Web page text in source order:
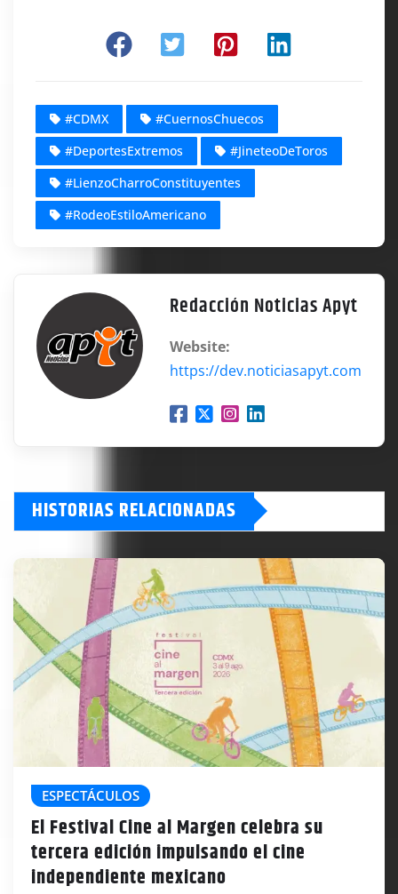
#CDMX
#CuernosChuecos
#DeportesExtremos
#JineteoDeToros
#LienzoCharroConstituyentes
#RodeoEstiloAmericano
Redacción Noticias Apyt
Website:
https://dev.noticiasapyt.com
HISTORIAS RELACIONADAS
ESPECTÁCULOS
El Festival Cine al Margen celebra su
tercera edición impulsando el cine
independiente mexicano